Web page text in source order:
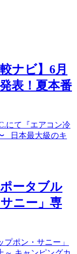
ナビ】6月
表！夏本番
にて『エアコン冷
日本最大級のキ
ータブル
ニー」専
ポン・サニー」